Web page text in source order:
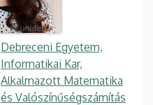
Debreceni Egyetem,
Informatikai Kar,
Alkalmazott Matematika
és Valószínűségszámítás